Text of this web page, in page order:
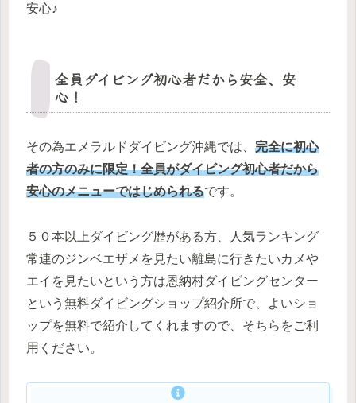
安心♪
全員ダイビング初心者だから安全、安
心！
その為エメラルドダイビング沖縄では、 完全に初心
者の方のみに限定！全員がダイビング初心者だから
安心のメニューではじめられるです。
５０本以上ダイビング歴がある方、人気ランキング
常連のジンベエザメを見たい離島に行きたいカメや
エイを見たいという方は恩納村ダイビングセンター
という無料ダイビングショップ紹介所で、よいショ
ップを無料で紹介してくれますので、そちらをご利
用ください。